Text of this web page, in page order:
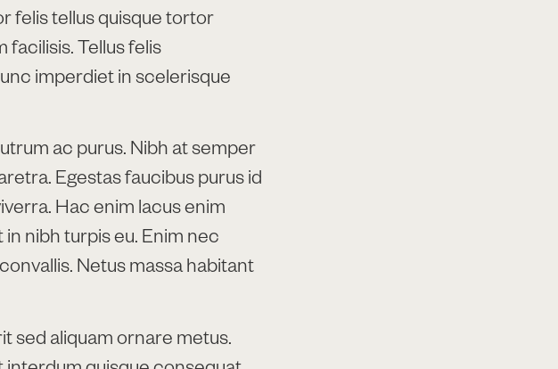
felis tellus quisque tortor
facilisis. Tellus felis
imperdiet in scelerisque
ac purus. Nibh at semper
Egestas faucibus purus id
Hac enim lacus enim
nibh turpis eu. Enim nec
Netus massa habitant
sed aliquam ornare metus.